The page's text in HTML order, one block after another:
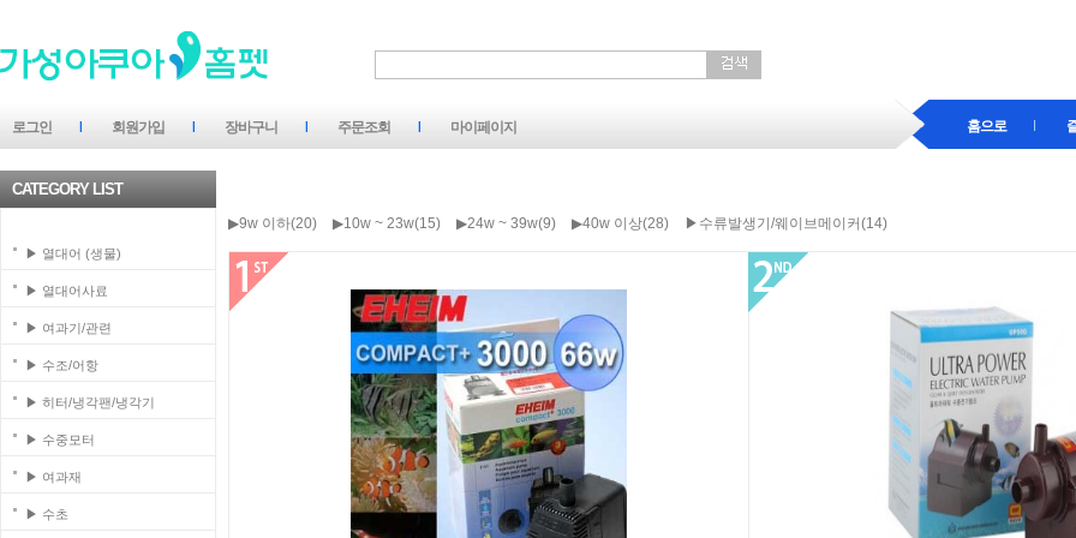
로그인 회원가입 장바구니 주문조회 마이페이지 홈으로
CATEGORY LIST
▶ 열대어 (생물)
▶ 열대어사료
▶ 여과기/관련
▶ 수조/어항
▶ 히터/냉각팬/냉각기
▶ 수중모터
▶ 여과재
▶ 수초
▶9w 이하(20) ▶10w ~ 23w(15) ▶24w ~ 39w(9) ▶40w 이상(28) ▶수류발생기/웨이브메이커(14)